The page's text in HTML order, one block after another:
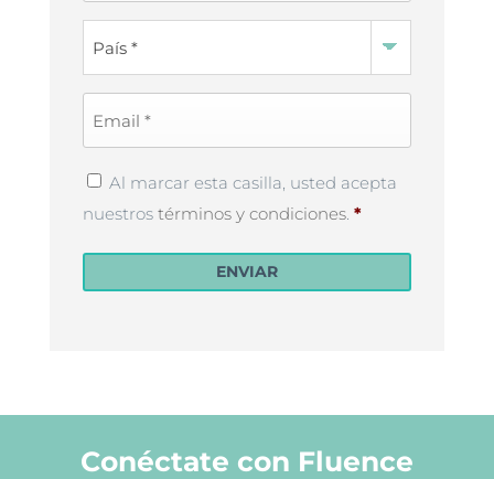
Privacy
Policy*
Al marcar esta casilla, usted acepta
nuestros términos y condiciones. *
ENVIAR
Conéctate con Fluence